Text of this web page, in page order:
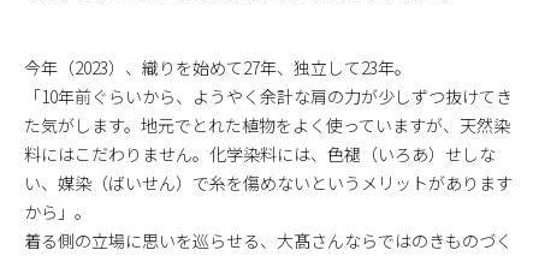
今年（2023）、織りを始めて27年、独立して23年。
「10年前ぐらいから、ようやく余計な肩の力が少しずつ抜けてき
た気がします。地元でとれた植物をよく使っていますが、天然染
料にはこだわりません。化学染料には、色褪（いろあ）せしな
い、媒染（ばいせん）で糸を傷めないというメリットがあります
から」。
着る側の立場に思いを巡らせる、大髙さんならではのきものづく